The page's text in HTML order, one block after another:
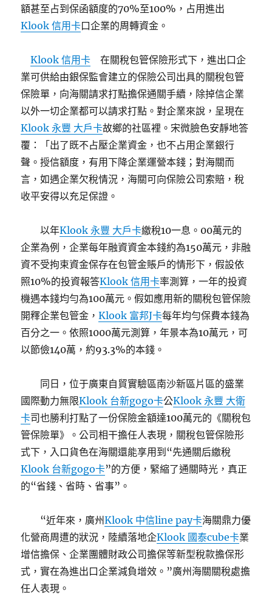
額甚至占到保函額度的70%至100%，占用進出
Klook 信用卡口企業的周轉資金。
Klook 信用卡 在關稅包管保險形式下，進出口企
業可供給由銀保監會建立的保險公司出具的關稅包管
保險單，向海關請求打點擔保通關手續，除掉信企業
以外一切企業都可以請求打點。對企業來說，呈現在
Klook 永豐 大戶卡故鄉的社區裡。宋微臉色安靜地答
覆：「出了既不占壓企業資金，也不占用企業銀行
聲。授信額度，有用下降企業運營本錢；對海關而
言，如遇企業欠稅情況，海關可向保險公司索賠，稅
收平安得以充足保證。
以年Klook 永豐 大戶卡繳稅10一息。00萬元的
企業為例，企業每年融資資金本錢約為150萬元，非融
資不受拘束資金保存在包管金賬戶的情形下，假設依
照10%的投資報答Klook 信用卡率測算，一年的投資
機遇本錢均勻為100萬元。假如應用新的關稅包管保險
開釋企業包管金，Klook 富邦J卡每年均勻保費本錢為
百分之一。依照1000萬元測算，年景本為10萬元，可
以節儉140萬，約93.3%的本錢。
同日，位于廣東自貿實驗區南沙新區片區的盛業
國際動力無限Klook 台新gogo卡公Klook 永豐 大衛
卡司也勝利打點了一份保險金額達100萬元的《關稅包
管保險單》。公司相干擔任人表現，關稅包管保險形
式下，入口貨色在海關還能享用到“先通關后繳稅
Klook 台新gogo卡”的方便，緊縮了通關時光，真正
的“省錢、省時、省事”。
“近年來，廣州Klook 中信line pay卡海關鼎力優
化營商周遭的狀況，陸續落地企Klook 國泰cube卡業
增信擔保、企業團體財政公司擔保等新型稅款擔保形
式，實在為進出口企業減負增效。”廣州海關關稅處擔
任人表現。